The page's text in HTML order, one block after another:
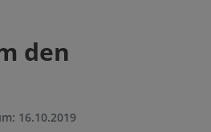
den
16.10.2019